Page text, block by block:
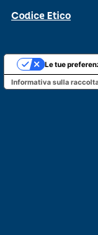
Codice Etico
Informativa sulla
Le tue